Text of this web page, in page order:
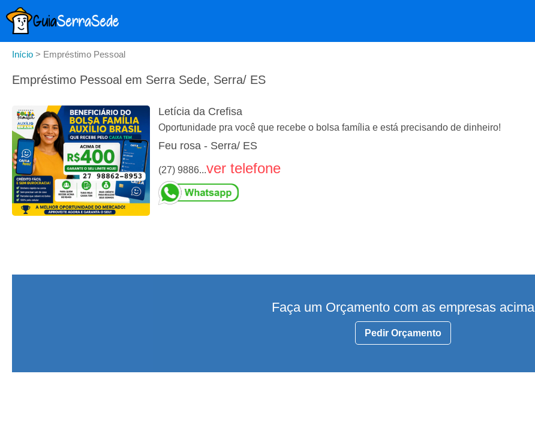
Início > Empréstimo Pessoal
Empréstimo Pessoal em Serra Sede, Serra/ ES
Letícia da Crefisa
Oportunidade pra você que recebe o bolsa família e está precisando de dinheiro!
Feu rosa - Serra/ ES
(27) 9886...ver telefone
Faça um Orçamento com as empresas acima
Pedir Orçamento